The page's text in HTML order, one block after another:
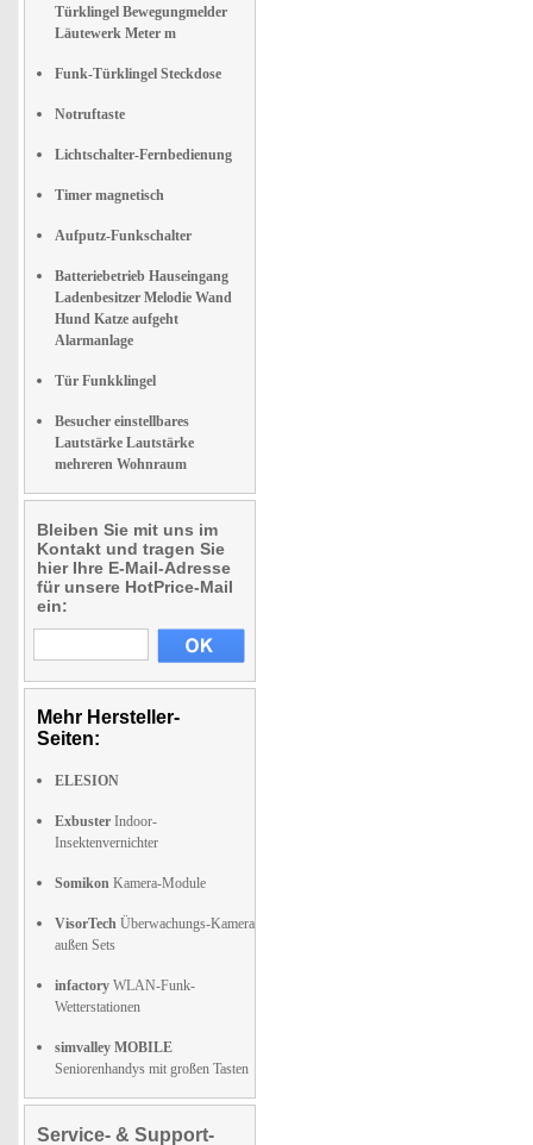
Türklingel Bewegungmelder
Läutewerk Meter m
Funk-Türklingel Steckdose
Notruftaste
Lichtschalter-Fernbedienung
Timer magnetisch
Aufputz-Funkschalter
Batteriebetrieb Hauseingang
Ladenbesitzer Melodie Wand
Hund Katze aufgeht
Alarmanlage
Tür Funkklingel
Besucher einstellbares
Lautstärke Lautstärke
mehreren Wohnraum
Bleiben Sie mit uns im
Kontakt und tragen Sie
hier Ihre E-Mail-Adresse
für unsere HotPrice-Mail
ein:
Mehr Hersteller-
Seiten:
ELESION
Exbuster Indoor-
Insektenvernichter
Somikon Kamera-Module
VisorTech Überwachungs-Kamera
außen Sets
infactory WLAN-Funk-
Wetterstationen
simvalley MOBILE
Seniorenhandys mit großen Tasten
Service- & Support-